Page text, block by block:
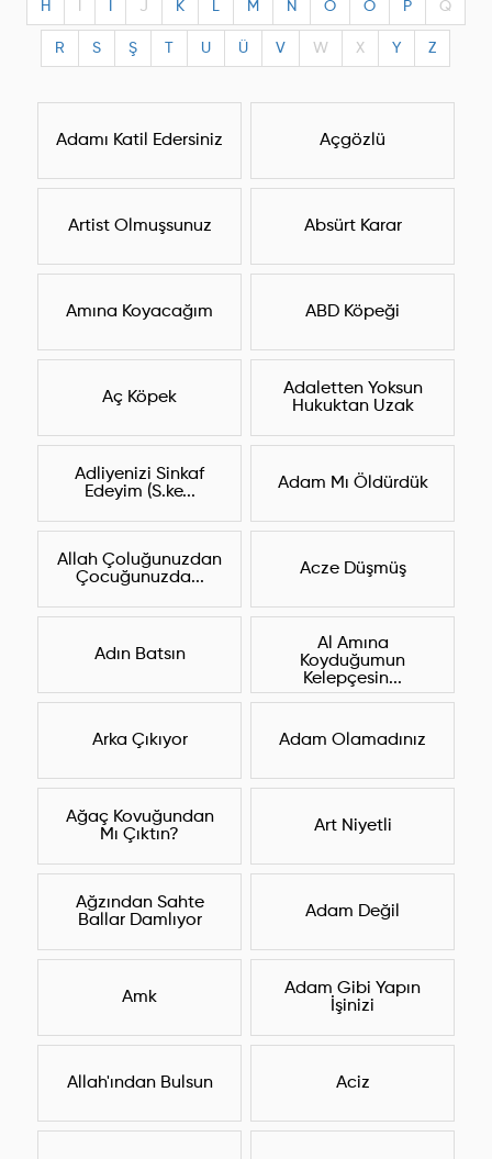
H J K L M N O Ö P Q
R S Ş U Ü V W X Y Z
Adamı Katil Edersiniz Açgözlü
Artist Olmuşsunuz Absürt Karar
Amına Koyacağım ABD Köpeği
Aç Köpek
Adaletten Yoksun
Hukuktan Uzak
Adliyenizi Sinkaf
Edeyim (S.ke...
Adam Mı Öldürdük
Allah Çoluğunuzdan
Çocuğunuzda...
Acze Düşmüş
Adın Batsın
Al Amına
Koyduğumun
Kelepçesin...
Arka Çıkıyor Adam Olamadınız
Ağaç Kovuğundan
Mı Çıktın?
Art Niyetli
Ağzından Sahte
Ballar Damlıyor
Adam Değil
Amk
Adam Gibi Yapın
İşinizi
Allah'ından Bulsun Aciz